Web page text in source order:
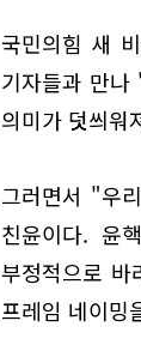
국민의힘 새
기자들과 만나
의미가 덧씌워
그러면서 "우
친윤이다. 윤
부정적으로
프레임 네이밍